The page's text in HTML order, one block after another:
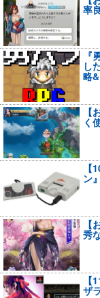
率
し
略
【
く
【
ン
【
秀
【
ザ